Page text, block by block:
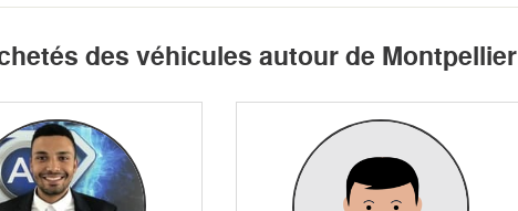
des véhicules autour de Montpellier